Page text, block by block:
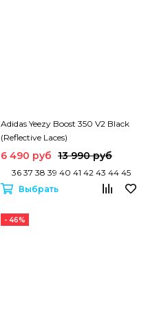
Adidas Yeezy Boost 350 V2 Black
(Reflective Laces)
6 490 руб 13 990 руб
36 37 38 39 40 41 42 43 44 45
Выбрать
- 46%